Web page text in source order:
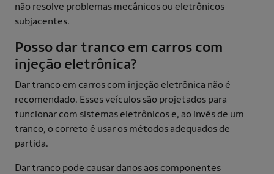
não resolve problemas mecânicos ou eletrônicos
subjacentes.
Posso dar tranco em carros com
injeção eletrônica?
Dar tranco em carros com injeção eletrônica não é
recomendado. Esses veículos são projetados para
funcionar com sistemas eletrônicos e, ao invés de um
tranco, o correto é usar os métodos adequados de
partida.
Dar tranco pode causar danos aos componentes